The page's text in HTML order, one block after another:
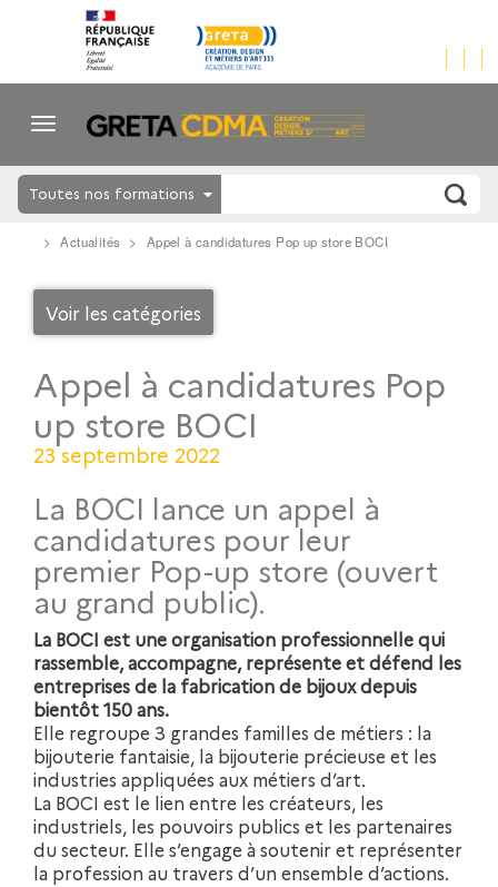
Toutes nos formations
Actualités Appel à candidatures Pop up store BOCI
Voir les catégories
Appel à candidatures Pop
up store BOCI
23 septembre 2022
La BOCI lance un appel à
candidatures pour leur
premier Pop-up store (ouvert
au grand public).
La BOCI est une organisation professionnelle qui
rassemble, accompagne, représente et défend les
entreprises de la fabrication de bijoux depuis
bientôt 150 ans.
Elle regroupe 3 grandes familles de métiers : la
bijouterie fantaisie, la bijouterie précieuse et les
industries appliquées aux métiers d’art.
La BOCI est le lien entre les créateurs, les
industriels, les pouvoirs publics et les partenaires
du secteur. Elle s’engage à soutenir et représenter
la profession au travers d’un ensemble d’actions.